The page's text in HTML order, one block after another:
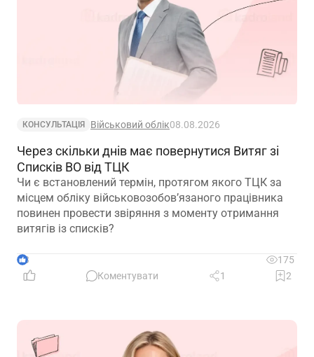
КОНСУЛЬТАЦІЯ Військовий облік08.08.2026
Через скільки днів має повернутися Витяг зі
Списків ВО від ТЦК
Чи є встановлений термін, протягом якого ТЦК за
місцем обліку військовозобов’язаного працівника
повинен провести звіряння з моменту отримання
витягів із списків?
3
175
Коментувати
1 2